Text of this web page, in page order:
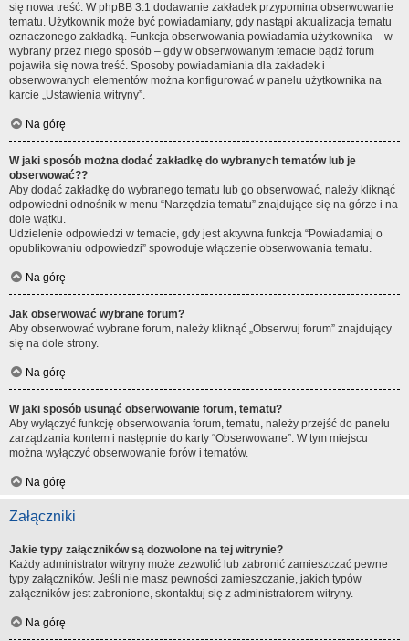
się nowa treść. W phpBB 3.1 dodawanie zakładek przypomina obserwowanie
tematu. Użytkownik może być powiadamiany, gdy nastąpi aktualizacja tematu
oznaczonego zakładką. Funkcja obserwowania powiadamia użytkownika – w
wybrany przez niego sposób – gdy w obserwowanym temacie bądź forum
pojawiła się nowa treść. Sposoby powiadamiania dla zakładek i
obserwowanych elementów można konfigurować w panelu użytkownika na
karcie „Ustawienia witryny”.
Na górę
W jaki sposób można dodać zakładkę do wybranych tematów lub je
obserwować??
Aby dodać zakładkę do wybranego tematu lub go obserwować, należy kliknąć
odpowiedni odnośnik w menu “Narzędzia tematu” znajdujące się na górze i na
dole wątku.
Udzielenie odpowiedzi w temacie, gdy jest aktywna funkcja “Powiadamiaj o
opublikowaniu odpowiedzi” spowoduje włączenie obserwowania tematu.
Na górę
Jak obserwować wybrane forum?
Aby obserwować wybrane forum, należy kliknąć „Obserwuj forum” znajdujący
się na dole strony.
Na górę
W jaki sposób usunąć obserwowanie forum, tematu?
Aby wyłączyć funkcję obserwowania forum, tematu, należy przejść do panelu
zarządzania kontem i następnie do karty “Obserwowane”. W tym miejscu
można wyłączyć obserwowanie forów i tematów.
Na górę
Załączniki
Jakie typy załączników są dozwolone na tej witrynie?
Każdy administrator witryny może zezwolić lub zabronić zamieszczać pewne
typy załączników. Jeśli nie masz pewności zamieszczanie, jakich typów
załączników jest zabronione, skontaktuj się z administratorem witryny.
Na górę